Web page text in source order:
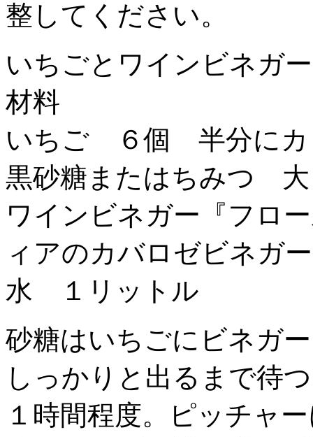
整してください。
いちごとワインビネガ
材料
いちご ６個 半分にカ
黒砂糖またはちみつ 大
ワインビネガー『フロ
ィアのカバロゼビネガ
水 １リットル
砂糖はいちごにビネガ
しっかりと出るまで待
１時間程度。ピッチャ